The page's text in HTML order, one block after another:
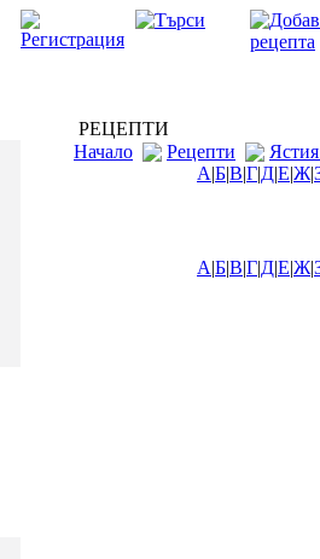
РЕЦЕПТИ
Начало
Рецепти
А|Б|В|Г|Д|Е|Ж|
А|Б|В|Г|Д|Е|Ж|